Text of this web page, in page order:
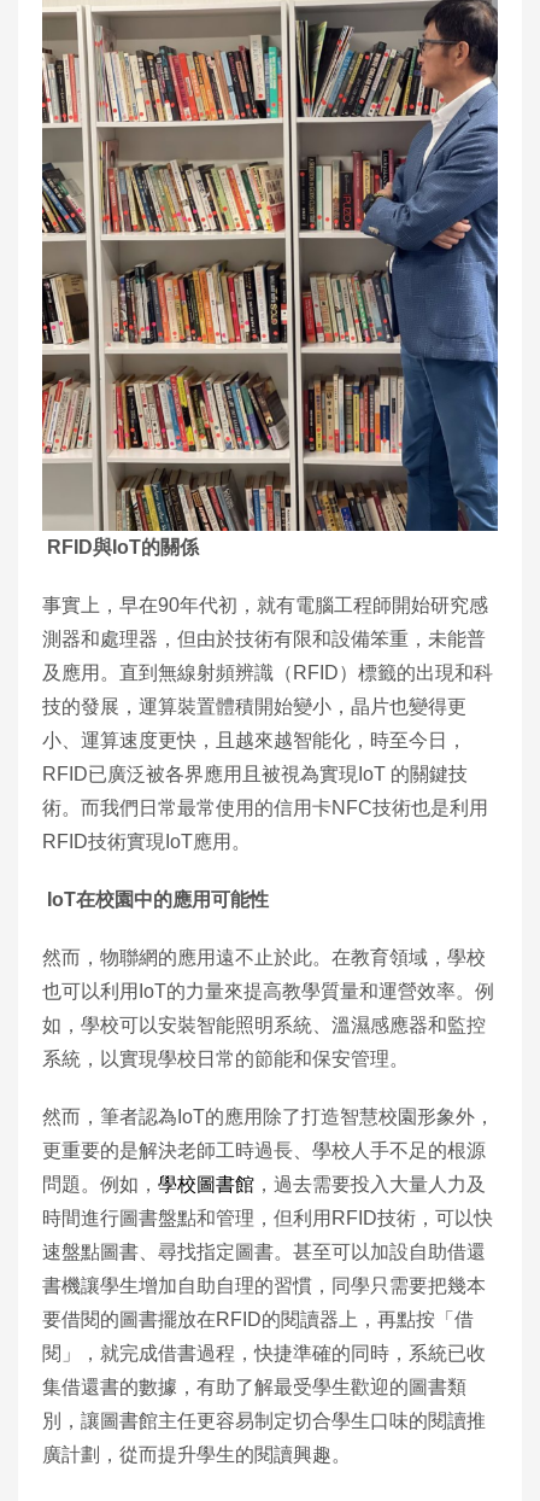
RFID與IoT的關係
事實上，早在90年代初，就有電腦工程師開始研究感
測器和處理器，但由於技術有限和設備笨重，未能普
及應用。直到無線射頻辨識（RFID）標籤的出現和科
技的發展，運算裝置體積開始變小，晶片也變得更
小、運算速度更快，且越來越智能化，時至今日，
RFID已廣泛被各界應用且被視為實現IoT 的關鍵技
術。而我們日常最常使用的信用卡NFC技術也是利用
RFID技術實現IoT應用。
IoT在校園中的應用可能性
然而，物聯網的應用遠不止於此。在教育領域，學校
也可以利用IoT的力量來提高教學質量和運營效率。例
如，學校可以安裝智能照明系統、溫濕感應器和監控
系統，以實現學校日常的節能和保安管理。
然而，筆者認為IoT的應用除了打造智慧校園形象外，
更重要的是解決老師工時過長、學校人手不足的根源
問題。例如， 學校圖書館 ，過去需要投入大量人力及
時間進行圖書盤點和管理，但利用RFID技術，可以快
速盤點圖書、尋找指定圖書。甚至可以加設自助借還
書機讓學生增加自助自理的習慣，同學只需要把幾本
要借閱的圖書擺放在RFID的閱讀器上，再點按「借
閱」，就完成借書過程，快捷準確的同時，系統已收
集借還書的數據，有助了解最受學生歡迎的圖書類
別，讓圖書館主任更容易制定切合學生口味的閱讀推
廣計劃，從而提升學生的閱讀興趣。